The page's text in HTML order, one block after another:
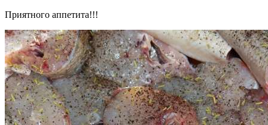
Приятного аппетита!!!